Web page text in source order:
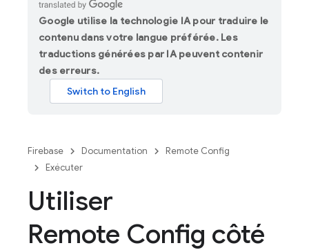
Google utilise la technologie IA pour traduire le
contenu dans votre langue préférée. Les
traductions générées par IA peuvent contenir
des erreurs.
Firebase Documentation
Remote Config
Exécuter
Utiliser
Remote Config côté